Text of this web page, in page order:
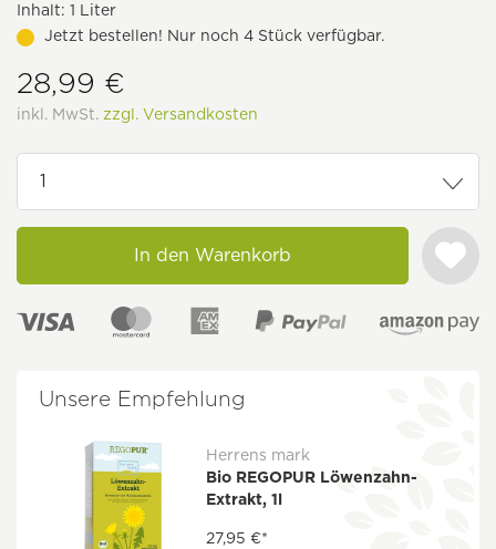
Inhalt: 1 Liter
Jetzt bestellen! Nur noch 4 Stück verfügbar.
28,99 €
inkl. MwSt. zzgl. Versandkosten
In den Warenkorb
Unsere Empfehlung
Herrens mark
Bio REGOPUR Löwenzahn-
Extrakt, 1l
27,95 €*